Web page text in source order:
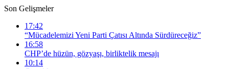
Son Gelişmeler
17:42
“Mücadelemizi Yeni Parti Çatısı Altında Sürdüreceğiz”
16:58
CHP’de hüzün, gözyaşı, birliktelik mesajı
10:14